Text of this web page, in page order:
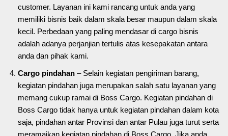
customer. Layanan ini kami rancang untuk anda yang
memiliki bisnis baik dalam skala besar maupun dalam skala
kecil. Perbedaan yang paling mendasar di cargo bisnis
adalah adanya perjanjian tertulis atas kesepakatan antara
anda dan pihak kami.
Cargo pindahan – Selain kegiatan pengiriman barang,
kegiatan pindahan juga merupakan salah satu layanan yang
memang cukup ramai di Boss Cargo. Kegiatan pindahan di
Boss Cargo tidak hanya untuk kegiatan pindahan dalam kota
saja, pindahan antar Provinsi dan antar Pulau juga turut serta